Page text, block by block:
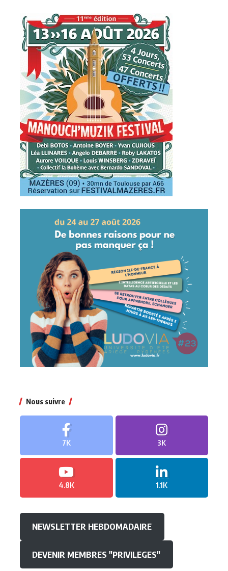
Nous suivre
7K 3K
4.8K 1.1K
NEWSLETTER HEBDOMADAIRE
DEVENIR MEMBRES "PRIVILEGES"